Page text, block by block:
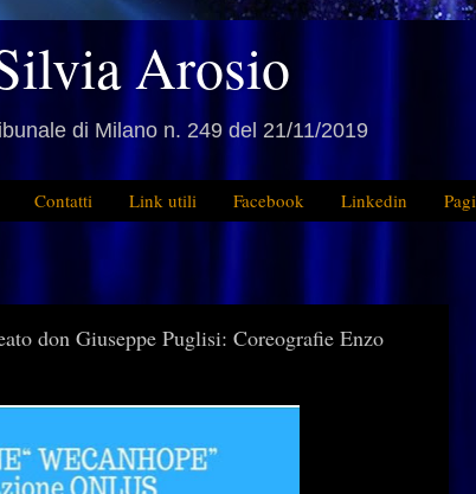
Arosio
di Milano n. 249 del 21/11/2019
Contatti Link utili Facebook Linkedin
don Giuseppe Puglisi: Coreografie Enzo